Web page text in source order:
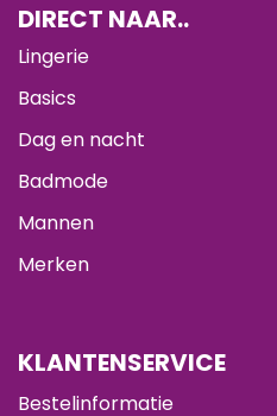
DIRECT NAAR..
Lingerie
Basics
Dag en nacht
Badmode
Mannen
Merken
KLANTENSERVICE
Bestelinformatie